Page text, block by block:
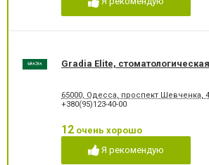
Лечение гиперестезии
Лечение зубов
Лечение кариеса
Лечение
Лечение пародонтоза
Лечение периостита
Лечение пульпита
Gradia Elite,
65000, Одесса, проспект Шевченка,
+380(95)123-40-00
12 очень хорошо
Я рекомендую